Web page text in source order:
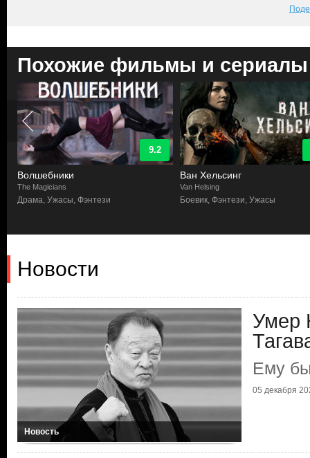
Похожие фильмы и сериалы
9.2
Волшебники
The Magicians
Драма, Ужасы, Фэнтези
Ван Хельсинг
Van Helsing
Боевик, Фэнтези, Ужасы
Новости
Новость
Умер
Ему
05 декабря